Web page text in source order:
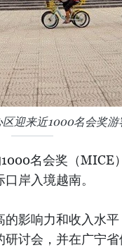
迎来近1000名会奖
名会奖（MICE
岸入境越南。
影响力和收入水
讨会，并在广宁省